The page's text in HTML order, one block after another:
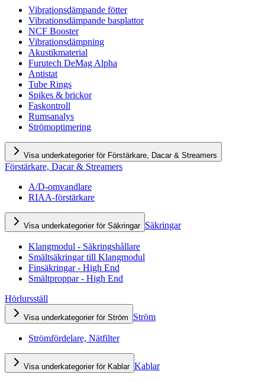
Vibrationsdämpande fötter
Vibrationsdämpande basplattor
NCF Booster
Vibrationsdämpning
Akustikmaterial
Furutech DeMag Alpha
Antistat
Tube Rings
Spikes & brickor
Faskontroll
Rumsanalys
Strömoptimering
Visa underkategorier för Förstärkare, Dacar & Streamers
Förstärkare, Dacar & Streamers
A/D-omvandlare
RIAA-förstärkare
Visa underkategorier för Säkringar Säkringar
Klangmodul - Säkringshållare
Smältsäkringar till Klangmodul
Finsäkringar - High End
Smältproppar - High End
Hörlursställ
Visa underkategorier för Ström Ström
Strömfördelare, Nätfilter
Visa underkategorier för Kablar Kablar